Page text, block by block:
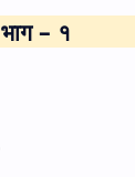
भाग – १